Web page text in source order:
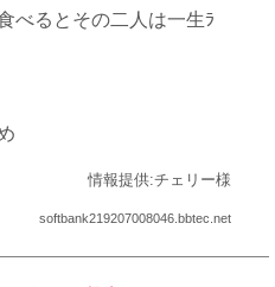
べるとその二人は一生ﾗ
情報提供:チェリー様
softbank219207008046.bbtec.net